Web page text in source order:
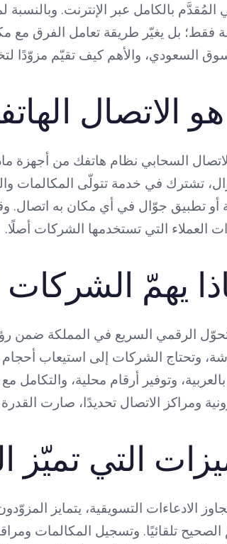
المُقدَّم بالكامل عبر الإنترنت. وبالنسبة
فقط؛ بل يغيّر طريقة تعامل الفرق مع
السعودي، والأهم كيف تقيّم مزوّدًا
الاتصال
السحابي نظام هاتفك من أجهزة
تشترك في خدمة تتولّى المكالمات
تطبيق جوّال في أي مكان به اتصال.
العملاء التي تستخدمها الشركات أصلًا.
يهمّ
وتحتاج الشركات إلى استيعاب
ومراكز الاتصال تحديدًا، صارت
التي تميّز
تلقائيًا. وتسجيل المكالمات